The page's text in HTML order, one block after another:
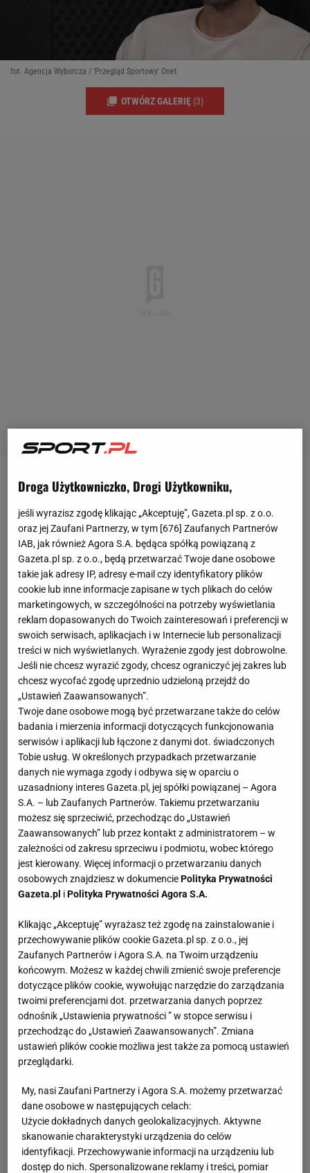
fot. Agencja Wyborcza / 'Przegląd Sportowy' Onet
OTWÓRZ GALERIĘ (3)
W kwietniu 2022 roku Piotr Nowakowski
poinformował o zakończeniu kariery
reprezentacyjnej po rozmowie, którą przeprowadził
z nowym wtedy selekcjonerempolskichsiatkarzy
Nikolą Grbiciem. - Dziękuję wszystkim, którzy
towarzyszyli mi w tej pięknej podróży. Cieszę się, że
mogłem być częścią tak świetnej rodziny jaką jest
Nasza Reprezentacja. W sercu, ta Drużyna, nadal
będzie zajmowała specjalne miejsce. Niestety pora
się pożegnać -poinformował wtedy środkowy w
mediach społecznościowych.
Droga Użytkowniczko, Drogi Użytkowniku,
jeśli wyrazisz zgodę klikając „Akceptuję”, Gazeta.pl sp. z o.o.
oraz jej Zaufani Partnerzy, w tym [676] Zaufanych Partnerów
IAB, jak również Agora S.A. będąca spółką powiązaną z
Gazeta.pl sp. z o.o., będą przetwarzać Twoje dane osobowe
takie jak adresy IP, adresy e-mail czy identyfikatory plików
cookie lub inne informacje zapisane w tych plikach do celów
marketingowych, w szczególności na potrzeby wyświetlania
reklam dopasowanych do Twoich zainteresowań i preferencji w
swoich serwisach, aplikacjach i w Internecie lub personalizacji
treści w nich wyświetlanych. Wyrażenie zgody jest dobrowolne.
Jeśli nie chcesz wyrazić zgody, chcesz ograniczyć jej zakres lub
chcesz wycofać zgodę uprzednio udzieloną przejdź do
„Ustawień Zaawansowanych”.
Twoje dane osobowe mogą być przetwarzane także do celów
badania i mierzenia informacji dotyczących funkcjonowania
serwisów i aplikacji lub łączone z danymi dot. świadczonych
Tobie usług. W określonych przypadkach przetwarzanie
danych nie wymaga zgody i odbywa się w oparciu o
uzasadniony interes Gazeta.pl, jej spółki powiązanej – Agora
S.A. – lub Zaufanych Partnerów. Takiemu przetwarzaniu
możesz się sprzeciwić, przechodząc do „Ustawień
Zaawansowanych” lub przez kontakt z administratorem – w
zależności od zakresu sprzeciwu i podmiotu, wobec którego
jest kierowany. Więcej informacji o przetwarzaniu danych
osobowych znajdziesz w dokumenciePolityka Prywatności
Gazeta.pl iPolityka Prywatności Agora S.A.
Klikając „Akceptuję” wyrażasz też zgodę na zainstalowanie i
przechowywanie plików cookie Gazeta.pl sp. z o.o., jej
Zaufanych Partnerów i Agora S.A. na Twoim urządzeniu
końcowym. Możesz w każdej chwili zmienić swoje preferencje
dotyczące plików cookie, wywołując narzędzie do zarządzania
twoimi preferencjami dot. przetwarzania danych poprzez
odnośnik „Ustawienia prywatności ” w stopce serwisu i
przechodząc do „Ustawień Zaawansowanych”. Zmiana
ustawień plików cookie możliwa jest także za pomocą ustawień
przeglądarki.
My, nasi Zaufani Partnerzy i Agora S.A. możemy przetwarzać
dane osobowe w następujących celach:
Użycie dokładnych danych geolokalizacyjnych. Aktywne
skanowanie charakterystyki urządzenia do celów
identyfikacji. Przechowywanie informacji na urządzeniu lub
dostęp do nich. Spersonalizowane reklamy i treści, pomiar